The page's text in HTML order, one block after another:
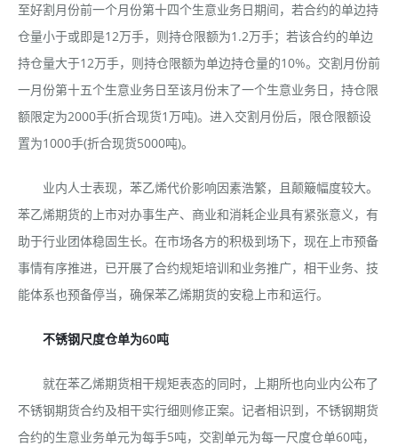
至好割月份前一个月份第十四个生意业务日期间，若合约的单边持
仓量小于或即是12万手，则持仓限额为1.2万手；若该合约的单边
持仓量大于12万手，则持仓限额为单边持仓量的10%。交割月份前
一月份第十五个生意业务日至该月份末了一个生意业务日，持仓限
额限定为2000手(折合现货1万吨)。进入交割月份后，限仓限额设
置为1000手(折合现货5000吨)。
业内人士表现，苯乙烯代价影响因素浩繁，且颠簸幅度较大。
苯乙烯期货的上市对办事生产、商业和消耗企业具有紧张意义，有
助于行业团体稳固生长。在市场各方的积极到场下，现在上市预备
事情有序推进，已开展了合约规矩培训和业务推广，相干业务、技
能体系也预备停当，确保苯乙烯期货的安稳上市和运行。
不锈钢尺度仓单为60吨
就在苯乙烯期货相干规矩表态的同时，上期所也向业内公布了
不锈钢期货合约及相干实行细则修正案。记者相识到，不锈钢期货
合约的生意业务单元为每手5吨，交割单元为每一尺度仓单60吨，